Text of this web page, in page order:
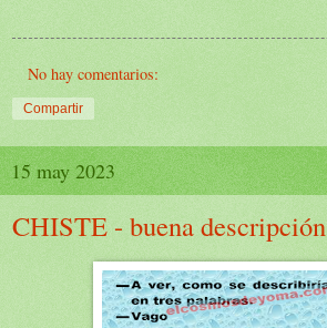
No hay comentarios:
Compartir
15 may 2023
CHISTE - buena descripción